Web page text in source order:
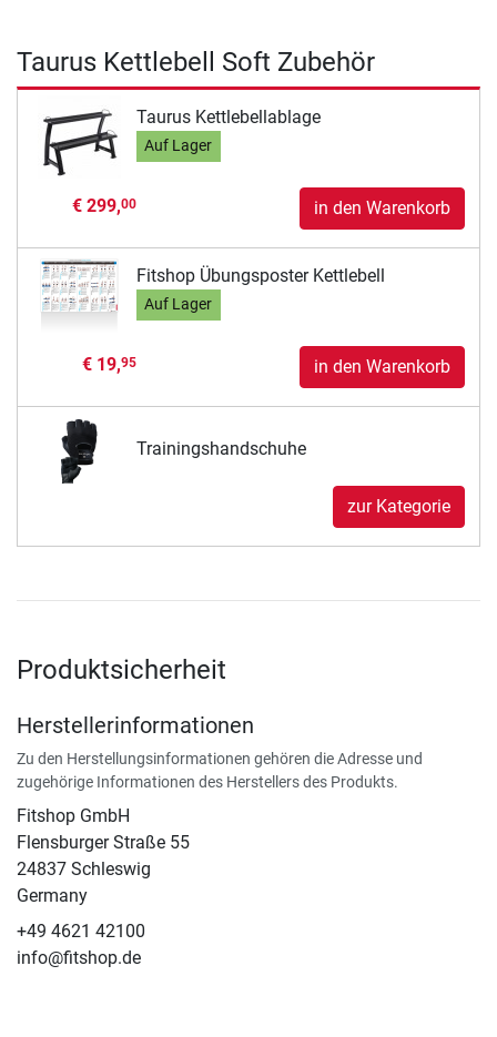
Taurus Kettlebell Soft Zubehör
Taurus Kettlebellablage
Auf Lager
€ 299,00 in den Warenkorb
Fitshop Übungsposter Kettlebell
Auf Lager
€ 19,95 in den Warenkorb
Trainingshandschuhe
zur Kategorie
Produktsicherheit
Herstellerinformationen
Zu den Herstellungsinformationen gehören die Adresse und
zugehörige Informationen des Herstellers des Produkts.
Fitshop GmbH
Flensburger Straße 55
24837 Schleswig
Germany
+49 4621 42100
info@fitshop.de